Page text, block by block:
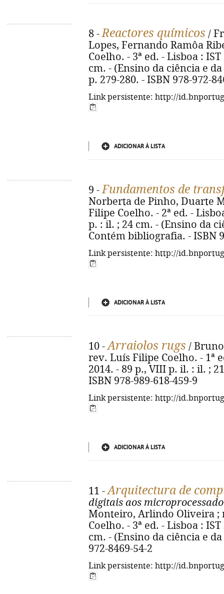
8 -Reactores químicos /
Lopes, Fernando Ramôa
Coelho. - 3ª ed. - Lisboa :
cm. - (Ensino da ciência e
p. 279-280. - ISBN 978-972-
Link persistente: http://
ADICIONAR À LISTA
9 -Fundamentos de
Norberta de Pinho, Duarte
Filipe Coelho. - 2ª ed. -
p. : il. ; 24 cm. - (Ensino da
Contém bibliografia. - ISBN
Link persistente: http://
ADICIONAR À LISTA
10 -Arraiolos rugs /
rev. Luís Filipe Coelho. - 1ª
2014. - 89 p., VIII p. il. : il. ;
ISBN 978-989-618-459-9
Link persistente: http://
ADICIONAR À LISTA
11 -Arquitectura de
digitais aos
Monteiro, Arlindo Oliveira ;
Coelho. - 3ª ed. - Lisboa :
cm. - (Ensino da ciência e
972-8469-54-2
Link persistente: http://